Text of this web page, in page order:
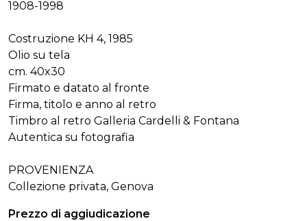
1908-1998
Costruzione KH 4, 1985
Olio su tela
cm. 40x30
Firmato e datato al fronte
Firma, titolo e anno al retro
Timbro al retro Galleria Cardelli & Fontana
Autentica su fotografia
PROVENIENZA
Collezione privata, Genova
Prezzo di aggiudicazione